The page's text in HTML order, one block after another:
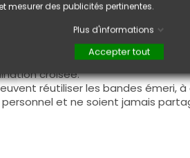
car leur structure abrasive ne
d’hygiène optimales, il
Cela permet de respecter
croisée.
réutiliser les bandes émeri, à
et ne soient jamais
mesurer des publicités pertinentes.
Plus d'informations
Accepter tout